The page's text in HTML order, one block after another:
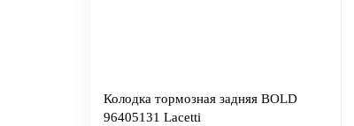
Колодка тормозная задняя BOLD
96405131 Lacetti